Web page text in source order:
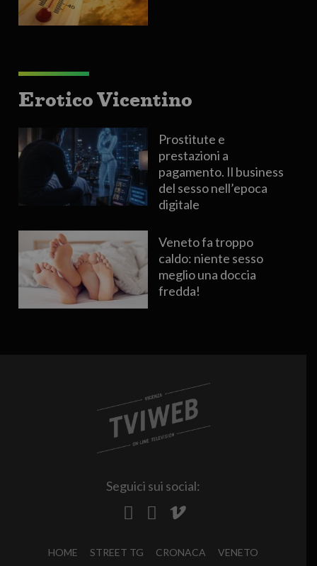
Erotico Vicentino
Prostitute e
prestazioni a
pagamento. Il business
del sesso nell’epoca
digitale
Veneto fa troppo
caldo: niente sesso
meglio una doccia
fredda!
Seguici sui social:
HOME STREET TG CRONACA
VENETO